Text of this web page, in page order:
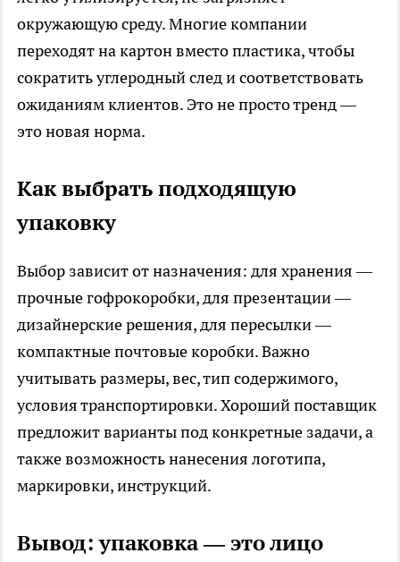
окружающую среду. Многие компании
переходят на картон вместо пластика, чтобы
сократить углеродный след и соответствовать
ожиданиям клиентов. Это не просто тренд —
это новая норма.
Как выбрать подходящую
упаковку
Выбор зависит от назначения: для хранения —
прочные гофрокоробки, для презентации —
дизайнерские решения, для пересылки —
компактные почтовые коробки. Важно
учитывать размеры, вес, тип содержимого,
условия транспортировки. Хороший поставщик
предложит варианты под конкретные задачи, а
также возможность нанесения логотипа,
маркировки, инструкций.
Вывод: упаковка — это лицо